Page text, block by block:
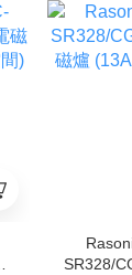
SR328/